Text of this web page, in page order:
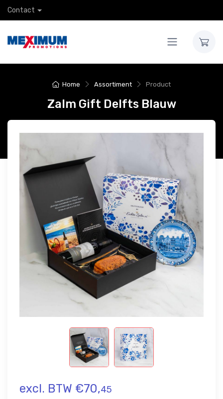
Contact
Home Assortiment Product
Zalm Gift Delfts Blauw
excl. BTW €70,45